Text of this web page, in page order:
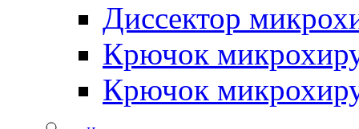
Диссектор
Крючок
Крючок